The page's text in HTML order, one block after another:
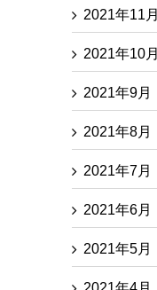
2021年11月
2021年10月
2021年9月
2021年8月
2021年7月
2021年6月
2021年5月